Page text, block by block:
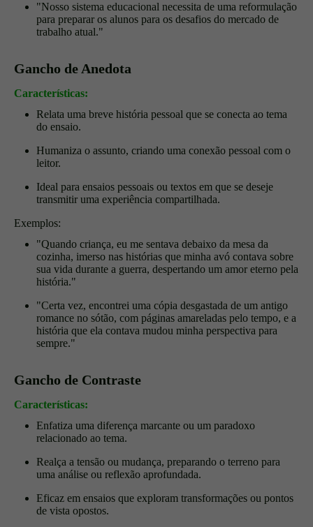
"Nosso sistema educacional necessita de uma reformulação
para preparar os alunos para os desafios do mercado de
trabalho atual."
Gancho de Anedota
Características:
Relata uma breve história pessoal que se conecta ao tema
do ensaio.
Humaniza o assunto, criando uma conexão pessoal com o
leitor.
Ideal para ensaios pessoais ou textos em que se deseje
transmitir uma experiência compartilhada.
Exemplos:
"Quando criança, eu me sentava debaixo da mesa da
cozinha, imerso nas histórias que minha avó contava sobre
sua vida durante a guerra, despertando um amor eterno pela
história."
"Certa vez, encontrei uma cópia desgastada de um antigo
romance no sótão, com páginas amareladas pelo tempo, e a
história que ela contava mudou minha perspectiva para
sempre."
Gancho de Contraste
Características:
Enfatiza uma diferença marcante ou um paradoxo
relacionado ao tema.
Realça a tensão ou mudança, preparando o terreno para
uma análise ou reflexão aprofundada.
Eficaz em ensaios que exploram transformações ou pontos
de vista opostos.